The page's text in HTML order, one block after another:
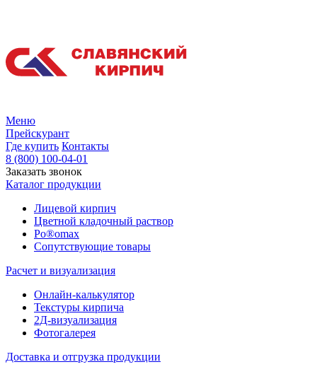
Меню
Прейскурант
Где купить Контакты
8 (800) 100-04-01
Заказать звонок
Каталог продукции
Лицевой кирпич
Цветной кладочный раствор
Po®omax
Сопутствующие товары
Расчет и визуализация
Онлайн-калькулятор
Текстуры кирпича
2Д-визуализация
Фотогалерея
Доставка и отгрузка продукции